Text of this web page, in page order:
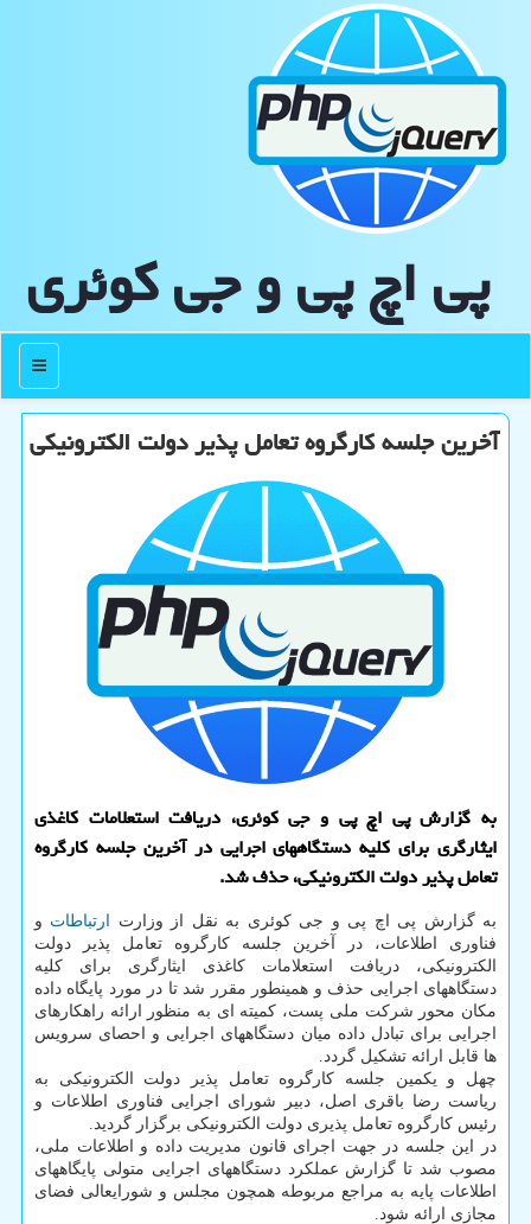
پی اچ پی و جی كوئری
منو
آخرین جلسه کارگروه تعامل پذیر دولت الکترونیکی
به گزارش پی اچ پی و جی کوئری، دریافت استعلامات کاغذی
ایثارگری برای کلیه دستگاههای اجرایی در آخرین جلسه کارگروه
تعامل پذیر دولت الکترونیکی، حذف شد.
به گزارش پی اچ پی و جی کوئری به نقل از وزارت ارتباطات و
فناوری اطلاعات، در آخرین جلسه کارگروه تعامل پذیر دولت
الکترونیکی، دریافت استعلامات کاغذی ایثارگری برای کلیه
دستگاههای اجرایی حذف و همینطور مقرر شد تا در مورد پایگاه داده
مکان محور شرکت ملی پست، کمیته ای به منظور ارائه راهکارهای
اجرایی برای تبادل داده میان دستگاههای اجرایی و احصای سرویس
ها قابل ارائه تشکیل گردد.
چهل و یکمین جلسه کارگروه تعامل پذیر دولت الکترونیکی به
ریاست رضا باقری اصل، دبیر شورای اجرایی فناوری اطلاعات و
رئیس کارگروه تعامل پذیری دولت الکترونیکی برگزار گردید.
در این جلسه در جهت اجرای قانون مدیریت داده و اطلاعات ملی،
مصوب شد تا گزارش عملکرد دستگاههای اجرایی متولی پایگاههای
اطلاعات پایه به مراجع مربوطه همچون مجلس و شورایعالی فضای
مجازی ارائه شود.